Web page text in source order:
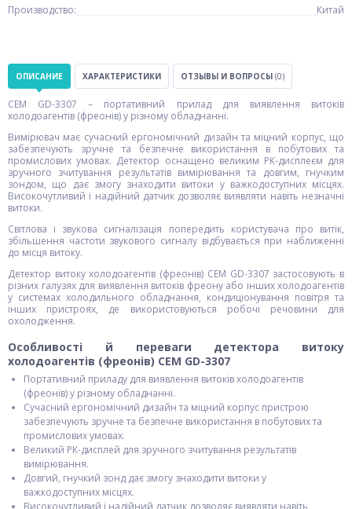
Производство: Китай
ОПИСАНИЕ ХАРАКТЕРИСТИКИ ОТЗЫВЫ И ВОПРОСЫ (0)
CEM GD-3307 – портативний прилад для виявлення витоків
холодоагентів (фреонів) у різному обладнанні.
Вимірювач має сучасний ергономічний дизайн та міцний корпус, що
забезпечують зручне та безпечне використання в побутових та
промислових умовах. Детектор оснащено великим РК-дисплеєм для
зручного зчитування результатів вимірювання та довгим, гнучким
зондом, що дає змогу знаходити витоки у важкодоступних місцях.
Високочутливий і надійний датчик дозволяє виявляти навіть незначні
витоки.
Світлова і звукова сигналізація попередить користувача про витік,
збільшення частоти звукового сигналу відбувається при наближенні
до місця витоку.
Детектор витоку холодоагентів (фреонів) CEM GD-3307 застосовують в
різних галузях для виявлення витоків фреону або інших холодоагентів
у системах холодильного обладнання, кондиціонування повітря та
інших пристроях, де використовуються робочі речовини для
охолодження.
Особливості й переваги детектора витоку
холодоагентів (фреонів) CEM GD-3307
Портативний приладу для виявлення витоків холодоагентів
(фреонів) у різному обладнанні.
Сучасний ергономічний дизайн та міцний корпус пристрою
забезпечують зручне та безпечне використання в побутових та
промислових умовах.
Великий РК-дисплей для зручного зчитування результатів
вимірювання.
Довгий, гнучкий зонд дає змогу знаходити витоки у
важкодоступних місцях.
Високочутливий і надійний датчик дозволяє виявляти навіть